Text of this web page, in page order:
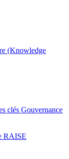
(Knowledge
clés Gouvernance
RAISE